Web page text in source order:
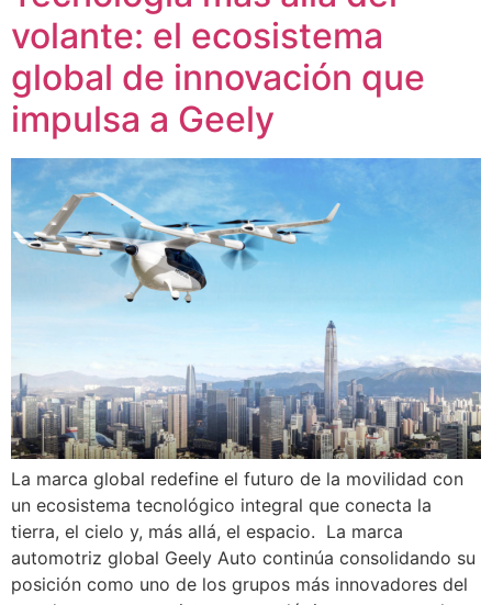
volante: el ecosistema
global de innovación que
impulsa a Geely
La marca global redefine el futuro de la movilidad con
un ecosistema tecnológico integral que conecta la
tierra, el cielo y, más allá, el espacio. La marca
automotriz global Geely Auto continúa consolidando su
posición como uno de los grupos más innovadores del